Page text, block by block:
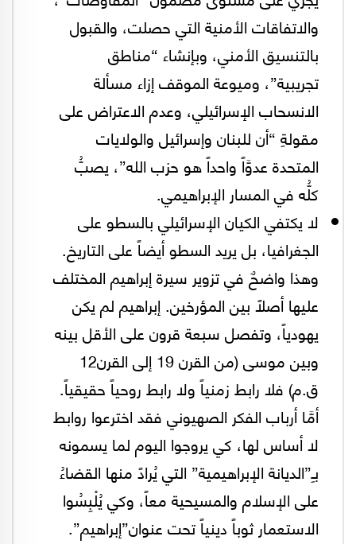
والاتفاقات الأمنية التي حصلت، والقبول
بالتنسيق الأمني، وبإنشاء “مناطق
تجريبية”، وميوعة الموقف إزاء مسألة
الانسحاب الإسرائيلي، وعدم الاعتراض على
مقولةِ “أن للبنان وإسرائيل والولايات
المتحدة عدوَّاً واحداً هو حزب الله”، يصبُّ
كلُّه في المسار الإبراهيمي.
لا يكتفي الكيان الإسرائيلي بالسطو على
الجغرافيا، بل يريد السطو أيضاً على التاريخ.
وهذا واضحٌ في تزوير سيرة إبراهيم المختلف
عليها أصلاً بين المؤرخين. إبراهيم لم يكن
يهودياً، وتفصل سبعة قرون على الأقل بينه
وبين موسى (من القرن 19 إلى القرن12
ق.م) فلا رابط زمنياً ولا رابط روحياً حقيقياً.
أمَّا أرباب الفكر الصهيوني فقد اخترعوا روابط
لا أساس لها، كي يروجوا اليوم لما يسمونه
بـِ”الديانة الإبراهيمية” التي يُرادً منها القضاءُ
على الإسلام والمسيحية معاً، وكي يُلْبِسُوا
الاستعمار ثوباً دينياً تحت عنوان”إبراهيم”.